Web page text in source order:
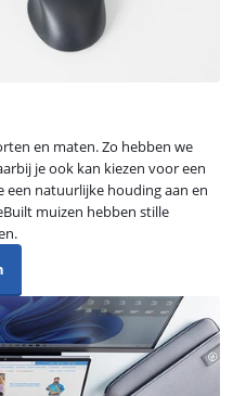
en maten. Zo hebben we
je ook kan kiezen voor een
een natuurlijke houding aan en
muizen hebben stille